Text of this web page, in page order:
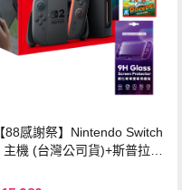
【88感謝祭】Nintendo Switch
主機 (台灣公司貨)+斯普拉遁